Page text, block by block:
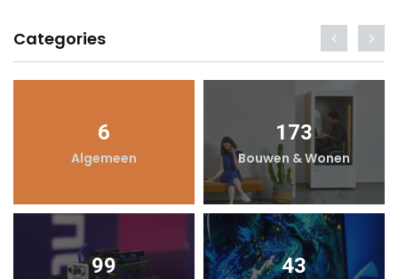
Categories
6
Algemeen
173
Bouwen & Wonen
99 43